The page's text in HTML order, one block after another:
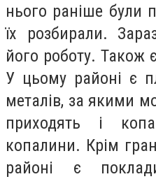
нього раніше були
їх розбирали.
його роботу. Також
У цьому районі є
металів, за якими
приходять і
копалини. Крім
районі є